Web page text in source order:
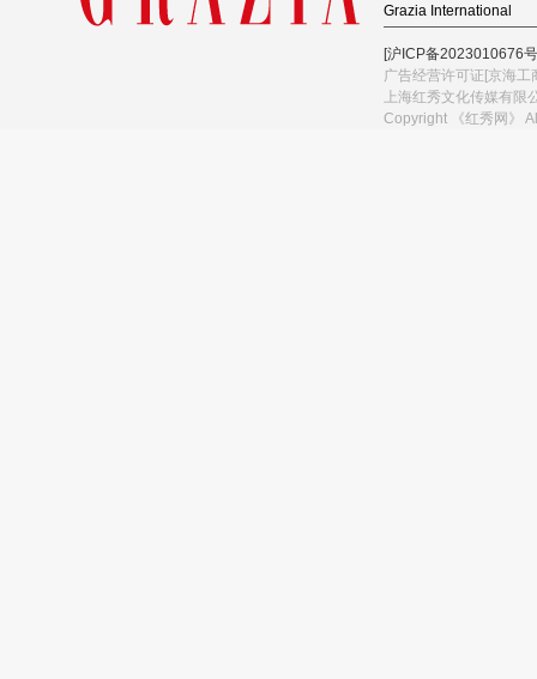
Grazia International
[沪ICP备2023010676
广告经营许可证[京海
上海红秀文化传媒有限
Copyright 《红秀网》